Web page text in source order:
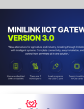
Skip
content